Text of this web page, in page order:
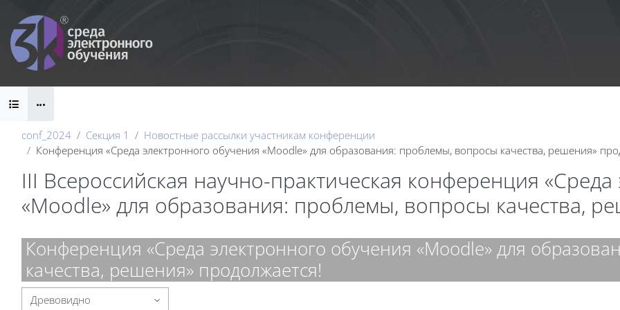
Блоки
conf_2024 Секция 1
Новостные рассылки участникам конференции
Конференция «Среда электронного обучения «Moodle» для образования: проблемы, вопросы качества, решения»
III Всероссийская научно-практическая конференция
«Moodle» для образования: проблемы, вопросы качества,
Блоки
Конференция «Среда электронного обучения «Moodle» для
качества, решения» продолжается!
Режим отображения